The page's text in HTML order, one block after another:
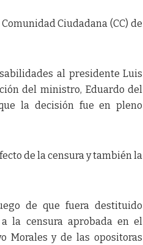
Ciudadana (CC) de
al presidente Luis
del ministro, Eduardo del
la decisión fue en pleno
de la censura y también la
de que fuera destituido
la censura aprobada en el
Morales y de las opositoras